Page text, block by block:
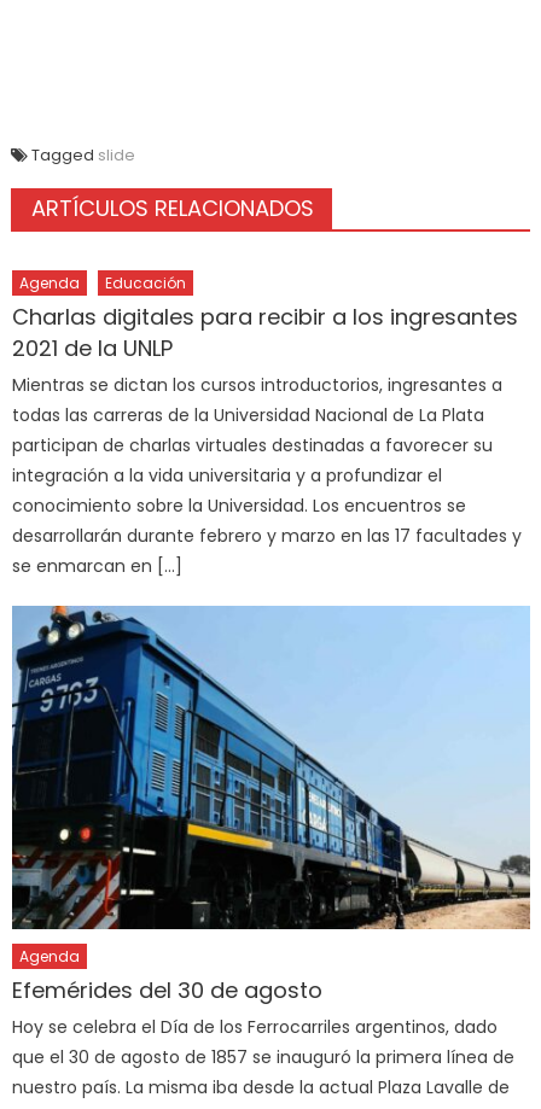
Tagged slide
ARTÍCULOS RELACIONADOS
Agenda Educación
Charlas digitales para recibir a los ingresantes
2021 de la UNLP
Mientras se dictan los cursos introductorios, ingresantes a
todas las carreras de la Universidad Nacional de La Plata
participan de charlas virtuales destinadas a favorecer su
integración a la vida universitaria y a profundizar el
conocimiento sobre la Universidad. Los encuentros se
desarrollarán durante febrero y marzo en las 17 facultades y
se enmarcan en […]
Agenda
Efemérides del 30 de agosto
Hoy se celebra el Día de los Ferrocarriles argentinos, dado
que el 30 de agosto de 1857 se inauguró la primera línea de
nuestro país. La misma iba desde la actual Plaza Lavalle de